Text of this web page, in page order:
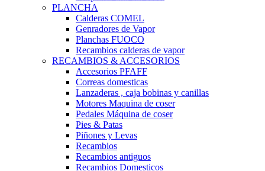
PLANCHA
Calderas COMEL
Genradores de Vapor
Planchas FUOCO
Recambios calderas de vapor
RECAMBIOS & ACCESORIOS
Accesorios PFAFF
Correas domesticas
Lanzaderas , caja bobinas y canillas
Motores Maquina de coser
Pedales Máquina de coser
Pies & Patas
Piñones y Levas
Recambios
Recambios antiguos
Recambios Domesticos